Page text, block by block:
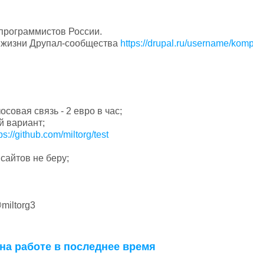
России.
Друпал-сообщества https://drupal.ru/username/
связь - 2 евро в час;
вариант;
github.com/miltorg/test
не беру;
работе в последнее время